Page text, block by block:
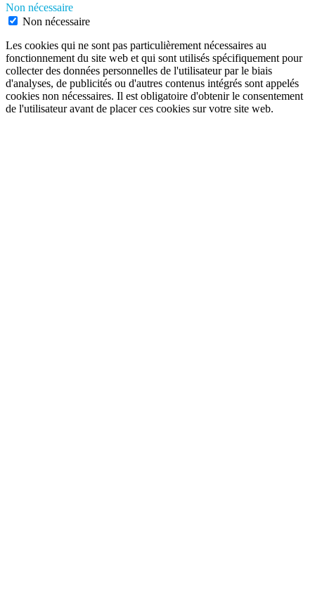
Non nécessaire
Non nécessaire
Les cookies qui ne sont pas particulièrement nécessaires au
fonctionnement du site web et qui sont utilisés spécifiquement pour
collecter des données personnelles de l'utilisateur par le biais
d'analyses, de publicités ou d'autres contenus intégrés sont appelés
cookies non nécessaires. Il est obligatoire d'obtenir le consentement
de l'utilisateur avant de placer ces cookies sur votre site web.